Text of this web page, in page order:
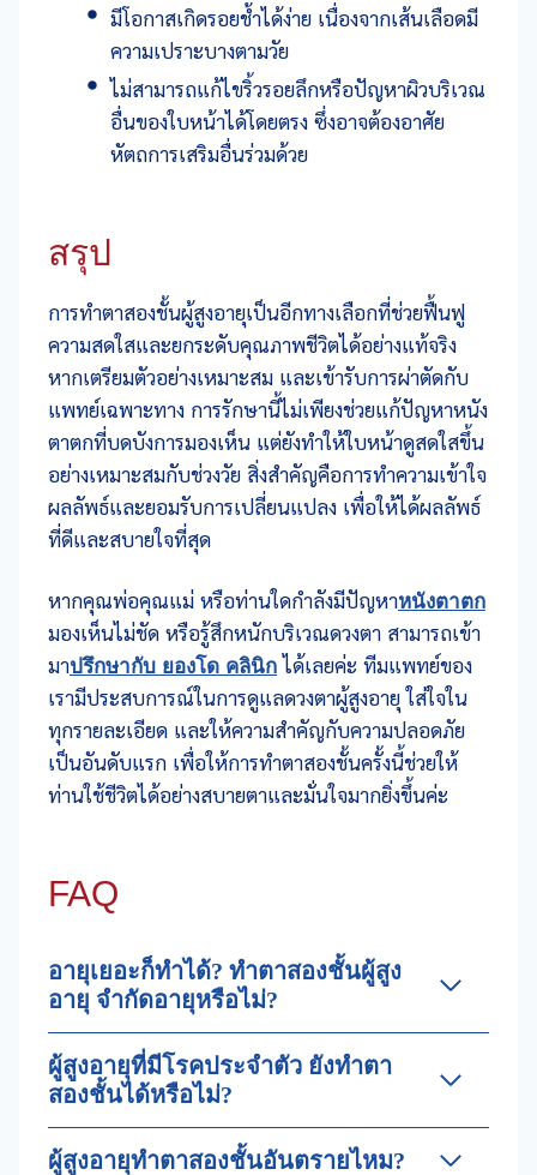
มีโอกาสเกิดรอยช้ำได้ง่าย เนื่องจากเส้นเลือดมี
ความเปราะบางตามวัย
ไม่สามารถแก้ไขริ้วรอยลึกหรือปัญหาผิวบริเวณ
อื่นของใบหน้าได้โดยตรง ซึ่งอาจต้องอาศัย
หัตถการเสริมอื่นร่วมด้วย
สรุป
การทำตาสองชั้นผู้สูงอายุเป็นอีกทางเลือกที่ช่วยฟื้นฟู
ความสดใสและยกระดับคุณภาพชีวิตได้อย่างแท้จริง
หากเตรียมตัวอย่างเหมาะสม และเข้ารับการผ่าตัดกับ
แพทย์เฉพาะทาง การรักษานี้ไม่เพียงช่วยแก้ปัญหาหนัง
ตาตกที่บดบังการมองเห็น แต่ยังทำให้ใบหน้าดูสดใสขึ้น
อย่างเหมาะสมกับช่วงวัย สิ่งสำคัญคือการทำความเข้าใจ
ผลลัพธ์และยอมรับการเปลี่ยนแปลง เพื่อให้ได้ผลลัพธ์
ที่ดีและสบายใจที่สุด
หากคุณพ่อคุณแม่ หรือท่านใดกำลังมีปัญหาหนังตาตก
มองเห็นไม่ชัด หรือรู้สึกหนักบริเวณดวงตา สามารถเข้า
มาปรึกษากับ ยองโด คลินิก ได้เลยค่ะ ทีมแพทย์ของ
เรามีประสบการณ์ในการดูแลดวงตาผู้สูงอายุ ใส่ใจใน
ทุกรายละเอียด และให้ความสำคัญกับความปลอดภัย
เป็นอันดับแรก เพื่อให้การทำตาสองชั้นครั้งนี้ช่วยให้
ท่านใช้ชีวิตได้อย่างสบายตาและมั่นใจมากยิ่งขึ้นค่ะ
FAQ
อายุเยอะก็ทำได้? ทำตาสองชั้นผู้สูง
อายุ จำกัดอายุหรือไม่?
ผู้สูงอายุที่มีโรคประจำตัว ยังทำตา
สองชั้นได้หรือไม่?
ผู้สูงอายุทำตาสองชั้นอันตรายไหม?